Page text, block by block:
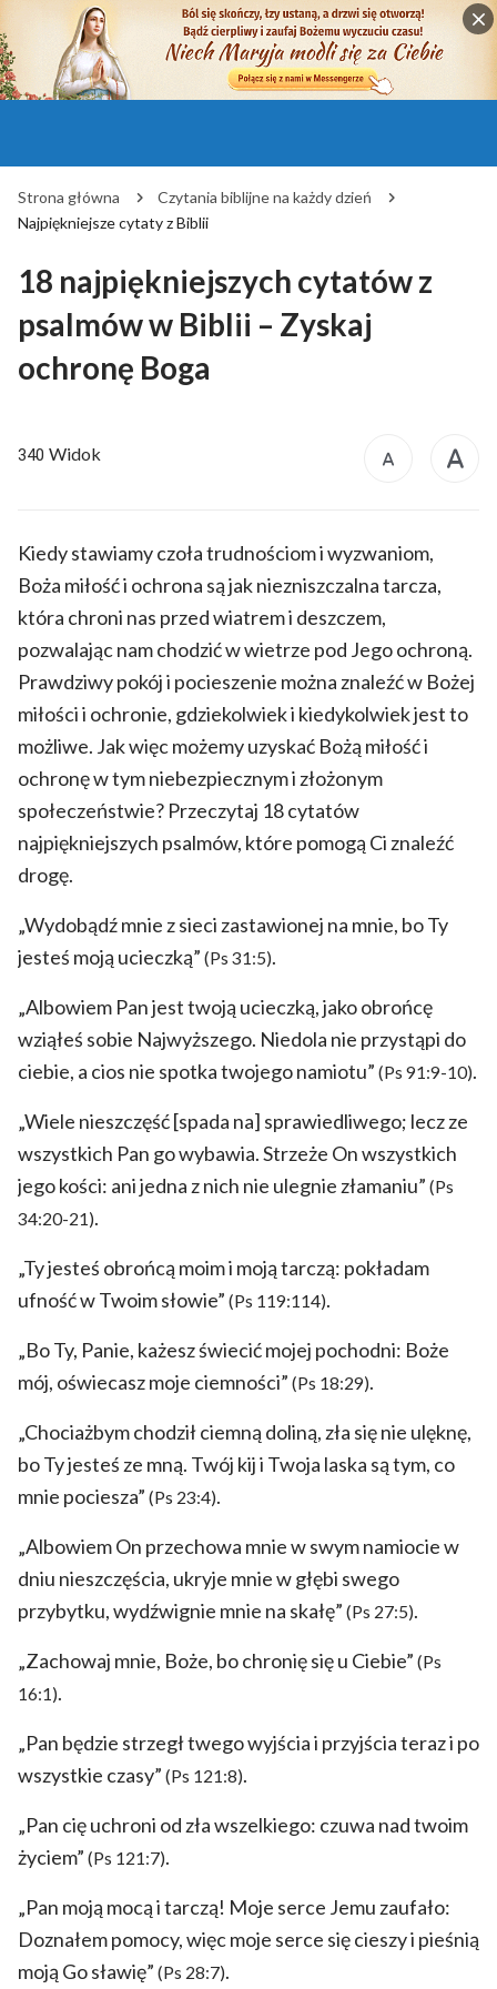
Strona główna
Czytania biblijne na każdy dzień
Najpiękniejsze cytaty z Biblii
18 najpiękniejszych cytatów z
psalmów w Biblii – Zyskaj
ochronę Boga
340 Widok
Kiedy stawiamy czoła trudnościom i wyzwaniom,
Boża miłość i ochrona są jak niezniszczalna tarcza,
która chroni nas przed wiatrem i deszczem,
pozwalając nam chodzić w wietrze pod Jego ochroną.
Prawdziwy pokój i pocieszenie można znaleźć w Bożej
miłości i ochronie, gdziekolwiek i kiedykolwiek jest to
możliwe. Jak więc możemy uzyskać Bożą miłość i
ochronę w tym niebezpiecznym i złożonym
społeczeństwie? Przeczytaj 18 cytatów
najpiękniejszych psalmów, które pomogą Ci znaleźć
drogę.
„Wydobądź mnie z sieci zastawionej na mnie, bo Ty
jesteś moją ucieczką” (Ps 31:5).
„Albowiem Pan jest twoją ucieczką, jako obrońcę
wziąłeś sobie Najwyższego. Niedola nie przystąpi do
ciebie, a cios nie spotka twojego namiotu” (Ps 91:9-10).
„Wiele nieszczęść [spada na] sprawiedliwego; lecz ze
wszystkich Pan go wybawia. Strzeże On wszystkich
jego kości: ani jedna z nich nie ulegnie złamaniu” (Ps
34:20-21).
„Ty jesteś obrońcą moim i moją tarczą: pokładam
ufność w Twoim słowie” (Ps 119:114).
„Bo Ty, Panie, każesz świecić mojej pochodni: Boże
mój, oświecasz moje ciemności” (Ps 18:29).
„Chociażbym chodził ciemną doliną, zła się nie ulęknę,
bo Ty jesteś ze mną. Twój kij i Twoja laska są tym, co
mnie pociesza” (Ps 23:4).
„Albowiem On przechowa mnie w swym namiocie w
dniu nieszczęścia, ukryje mnie w głębi swego
przybytku, wydźwignie mnie na skałę” (Ps 27:5).
„Zachowaj mnie, Boże, bo chronię się u Ciebie” (Ps
16:1).
„Pan będzie strzegł twego wyjścia i przyjścia teraz i po
wszystkie czasy” (Ps 121:8).
„Pan cię uchroni od zła wszelkiego: czuwa nad twoim
życiem” (Ps 121:7).
„Pan moją mocą i tarczą! Moje serce Jemu zaufało:
Doznałem pomocy, więc moje serce się cieszy i pieśnią
moją Go sławię” (Ps 28:7).